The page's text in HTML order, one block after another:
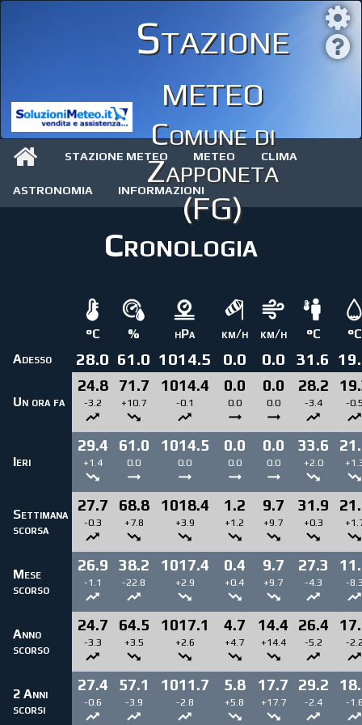
Stazione
meteo
Comune di
Zapponeta
(FG)
STAZIONE METEO METEO CLIMA
ASTRONOMIA INFORMAZIONI
Cronologia
°C % hPa km/h km/h °C
°C
Adesso
28.0 61.0 1014.5 0.0 0.0 31.6
Un ora fa
24.8
-3.2
71.7
+10.7
1014.4
-0.1
0.0
0.0
0.0
0.0
28.2
-3.4 -
Ieri
29.4
+1.4
61.0
0.0
1014.5
0.0
0.0
0.0
0.0
0.0
33.6
+2.0
Settimana
scorsa
27.7
-0.3
68.8
+7.8
1018.4
+3.9
1.2
+1.2
9.7
+9.7
31.9
+0.3
Mese
scorso
26.9
-1.1
38.2
-22.8
1017.4
+2.9
0.4
+0.4
9.7
+9.7
27.3
-4.3 -
Anno
scorso
24.7
-3.3
64.5
+3.5
1017.1
+2.6
4.7
+4.7
14.4
+14.4
26.4
-5.2 -
2 Anni
scorsi
27.4
-0.6
57.1
-3.9
1011.7
-2.8
5.8
+5.8
17.7
+17.7
29.2
-2.4 -